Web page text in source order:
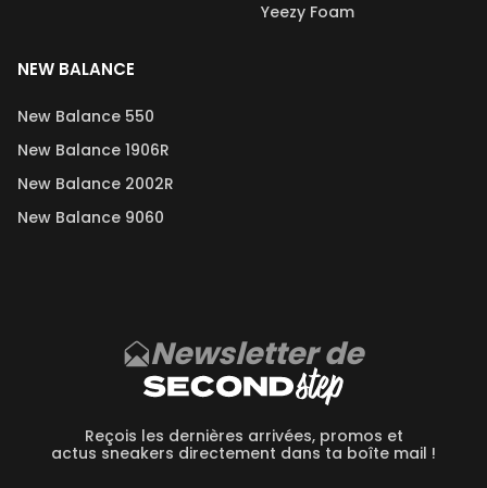
Yeezy Foam
NEW BALANCE
New Balance 550
New Balance 1906R
New Balance 2002R
New Balance 9060
Newsletter de
Reçois les dernières arrivées, promos et
actus sneakers directement dans ta boîte mail !